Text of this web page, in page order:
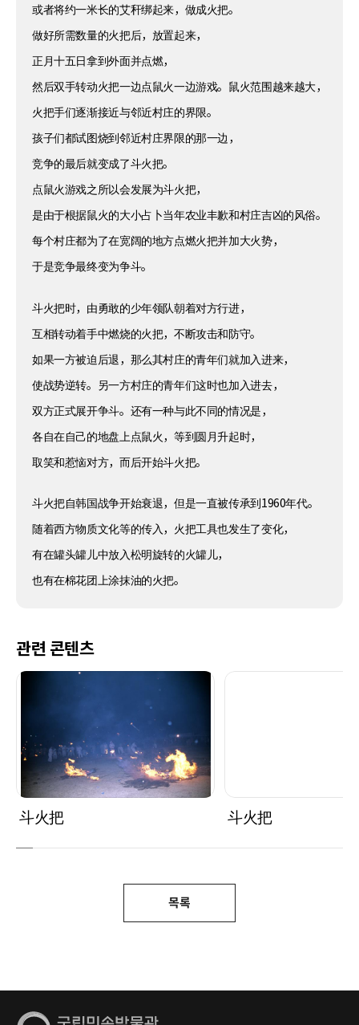
或者将约一米长的艾秆绑起来，做成火把。
做好所需数量的火把后，放置起来，
正月十五日拿到外面并点燃，
然后双手转动火把一边点鼠火一边游戏。鼠火范围越来越大，
火把手们逐渐接近与邻近村庄的界限。
孩子们都试图烧到邻近村庄界限的那一边，
竞争的最后就变成了斗火把。
点鼠火游戏之所以会发展为斗火把，
是由于根据鼠火的大小占卜当年农业丰歉和村庄吉凶的风俗。
每个村庄都为了在宽阔的地方点燃火把并加大火势，
于是竞争最终变为争斗。
斗火把时，由勇敢的少年领队朝着对方行进，
互相转动着手中燃烧的火把，不断攻击和防守。
如果一方被迫后退，那么其村庄的青年们就加入进来，
使战势逆转。另一方村庄的青年们这时也加入进去，
双方正式展开争斗。还有一种与此不同的情况是，
各自在自己的地盘上点鼠火，等到圆月升起时，
取笑和惹恼对方，而后开始斗火把。
斗火把自韩国战争开始衰退，但是一直被传承到1960年代。
随着西方物质文化等的传入，火把工具也发生了变化，
有在罐头罐儿中放入松明旋转的火罐儿，
也有在棉花团上涂抹油的火把。
관련 콘텐츠
斗火把 斗火把
목록